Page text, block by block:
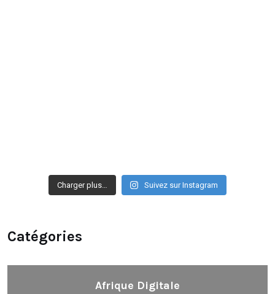
Charger plus… Suivez sur Instagram
Catégories
Afrique Digitale